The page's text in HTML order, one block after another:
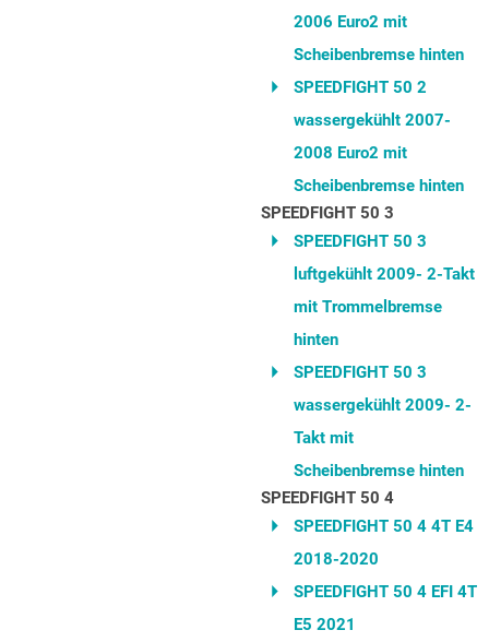
2006 Euro2 mit
Scheibenbremse hinten
SPEEDFIGHT 50 2
wassergekühlt 2007-
2008 Euro2 mit
Scheibenbremse hinten
SPEEDFIGHT 50 3
SPEEDFIGHT 50 3
luftgekühlt 2009- 2-Takt
mit Trommelbremse
hinten
SPEEDFIGHT 50 3
wassergekühlt 2009- 2-
Takt mit
Scheibenbremse hinten
SPEEDFIGHT 50 4
SPEEDFIGHT 50 4 4T E4
2018-2020
SPEEDFIGHT 50 4 EFI 4T
E5 2021